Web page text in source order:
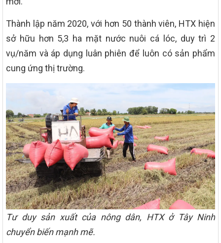
Thành lập năm 2020, với hơn 50 thành viên, HTX hiện
sở hữu hơn 5,3 ha mặt nước nuôi cá lóc, duy trì 2
vụ/năm và áp dụng luân phiên để luôn có sản phẩm
cung ứng thị trường.
Tư duy sản xuất của nông dân, HTX ở Tây Ninh
chuyển biến mạnh mẽ.